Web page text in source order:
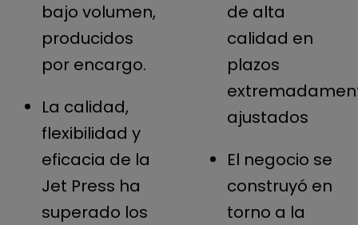
bajo volumen,
producidos
por encargo.
La calidad,
flexibilidad y
eficacia de la
Jet Press ha
superado los
de alta
calidad en
plazos
ajustados
El negocio se
construyó en
torno a la